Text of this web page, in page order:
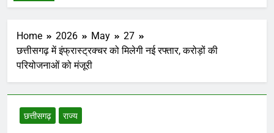
Home 2026 May
27
छत्तीसगढ़ में इंफ्रास्ट्रक्चर को मिलेगी नई रफ्तार, करोड़ों की
परियोजनाओं को मंजूरी
छत्तीसगढ़ राज्य